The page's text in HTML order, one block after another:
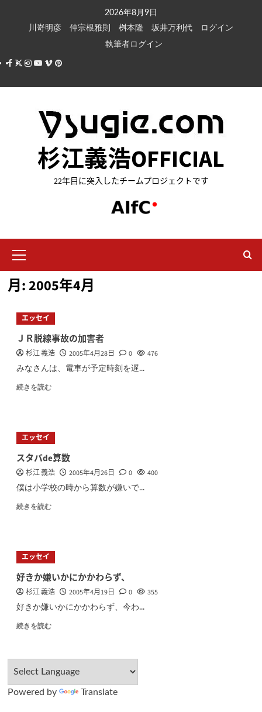
キ
2026年8月9日
川嵜明彦
仲宗根雅則 桝本隆 坂井万利代
ログイン
執筆者ログイン
Facebook
X Instagram
Youtube
VimeoPinterest
杉江義浩OFFICIAL
22年目に突入したチームプロジェクトです
イ
ン
メ
ー
月:2005年4月
エッセイ
ＪＲ脱線事故の加害者
杉江 義浩 2005年4月28日 0 476
みなさんは、電車が予定時刻を遅...
続きを読む
エッセイ
スタバde算数
杉江 義浩 2005年4月26日 0 400
僕は小学校の時から算数が嫌いで...
続きを読む
エッセイ
好きか嫌いかにかかわらず、
杉江 義浩 2005年4月19日 0 355
好きか嫌いかにかかわらず、今わ...
続きを読む
Powered by Translate